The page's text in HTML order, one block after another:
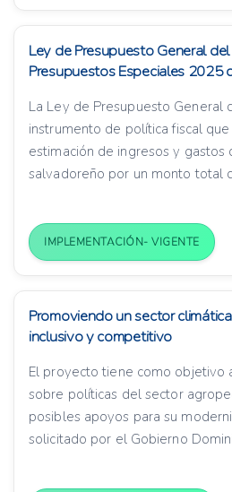
Ley de Presupuesto General
Presupuestos Especiales 2025
La Ley de Presupuesto General
instrumento de política fiscal
estimación de ingresos y gastos
salvadoreño por un monto total
IMPLEMENTACIÓN- VIGENTE
Promoviendo un sector
inclusivo y competitivo
El proyecto tiene como objetivo
sobre políticas del sector
posibles apoyos para su
solicitado por el Gobierno